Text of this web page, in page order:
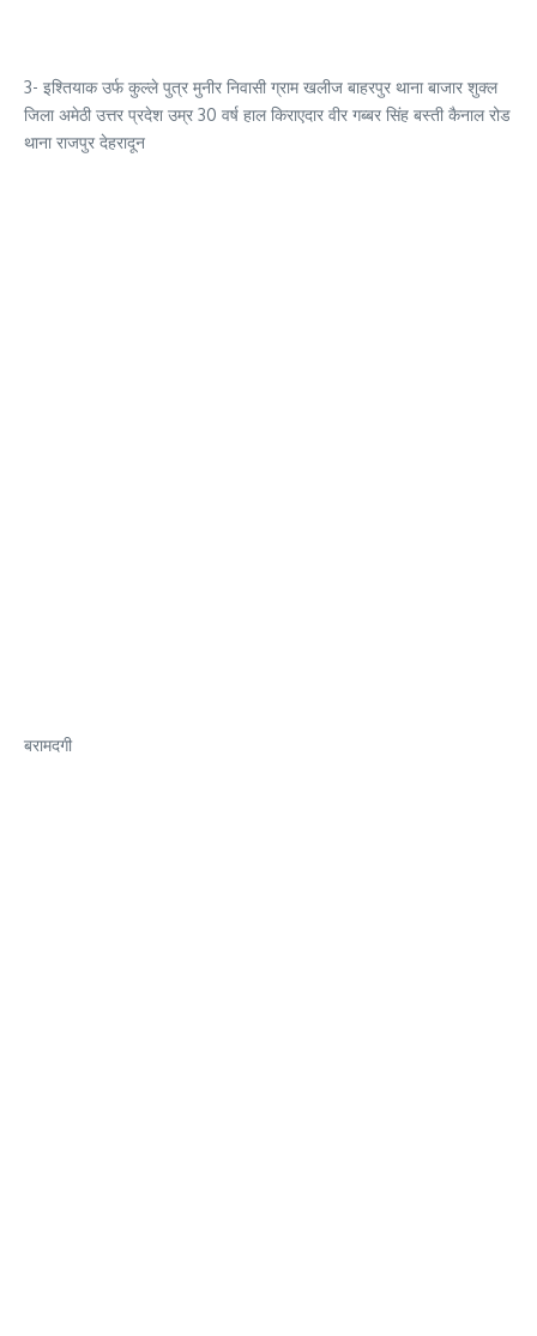
3- इश्तियाक उर्फ कुल्ले पुत्र मुनीर निवासी ग्राम खलीज बाहरपुर थाना बाजार शुक्ल
जिला अमेठी उत्तर प्रदेश उम्र 30 वर्ष हाल किराएदार वीर गब्बर सिंह बस्ती कैनाल रोड
थाना राजपुर देहरादून
बरामदगी